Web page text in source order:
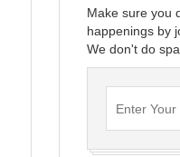
Make sure you
happenings by
We don't do